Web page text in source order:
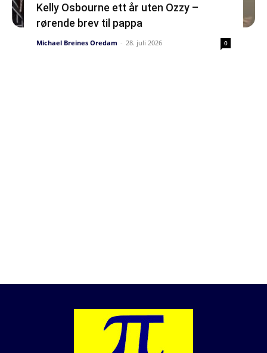
Kelly Osbourne ett år uten Ozzy –
rørende brev til pappa
Michael Breines Oredam - 28. juli 2026 0